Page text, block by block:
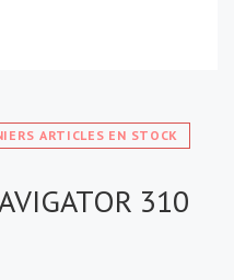
ARTICLES EN STOCK
310